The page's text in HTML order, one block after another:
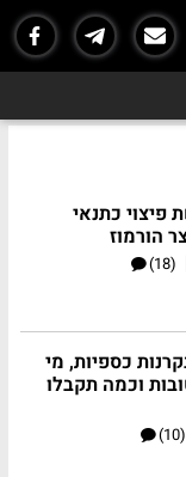
פיצוי כתנאי
הורמוז
(18)
כספיות, מי
וכמה תקבלו
(10)